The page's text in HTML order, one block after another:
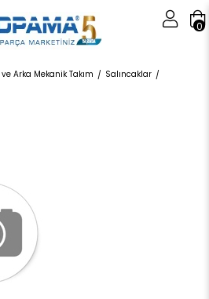
0
Arka Mekanik Takım Salıncaklar